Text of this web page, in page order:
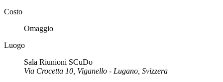
Costo
Omaggio
Luogo
Sala Riunioni SCuDo
Via Crocetta 10, Viganello - Lugano, Svizzera